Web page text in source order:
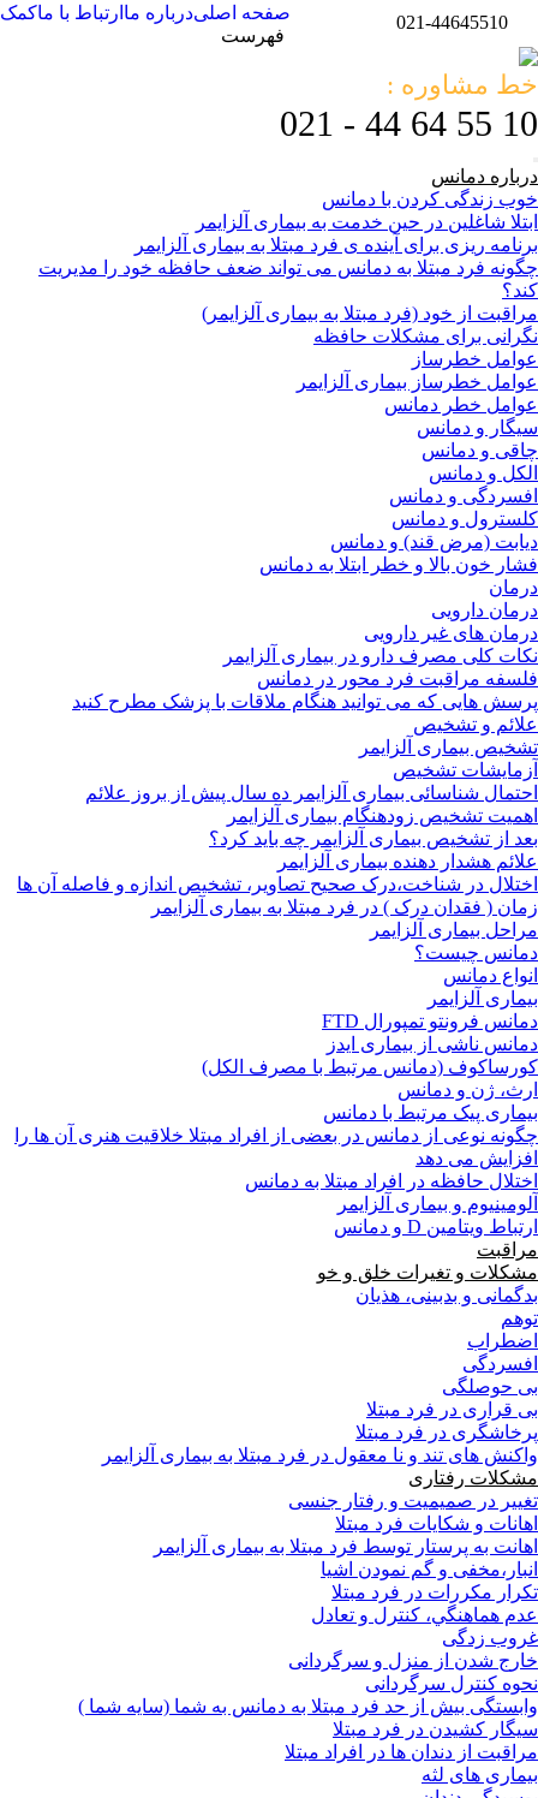
021-44645510
صفحه اصلیدرباره ما ارتباط با ماکمک
فهرست
خط مشاوره :
10 55 64 44 - 021
درباره دمانس
خوب زندگی کردن با دمانس
ابتلا شاغلین در حین خدمت به بیماری آلزایمر
برنامه ریزی برای آینده ی فرد مبتلا به بیماری آلزایمر
چگونه فرد مبتلا به دمانس می تواند ضعف حافظه خود را مدیریت
کند؟
مراقبت از خود (فرد مبتلا به بیماری آلزایمر)
نگرانی برای مشکلات حافظه
عوامل خطرساز
عوامل خطرساز بیماری آلزایمر
عوامل خطر دمانس
سیگار و دمانس
چاقی و دمانس
الکل و دمانس
افسردگی و دمانس
کلسترول و دمانس
دیابت (مرض قند) و دمانس
فشار خون بالا و خطر ابتلا به دمانس
درمان
درمان دارویی
درمان های غیر دارویی
نکات کلی مصرف دارو در بیماری آلزایمر
فلسفه مراقبت فرد محور در دمانس
پرسش هایی که می توانید هنگام ملاقات با پزشک مطرح کنید
علائم و تشخیص
تشخیص بیماری آلزایمر
آزمایشات تشخیص
احتمال شناسائی بیماری آلزایمر ده سال پیش از بروز علائم
اهمیت تشخیص زودهنگام بیماری آلزایمر
بعد از تشخیص بیماری آلزایمر چه باید کرد؟
علائم هشدار دهنده بیماری آلزایمر
اختلال در شناخت،درک صحیح تصاویر، تشخیص اندازه و فاصله آن ها
زمان ( فقدان درک ) در فرد مبتلا به بیماری آلزایمر
مراحل بیماری آلزایمر
دمانس چیست؟
انواع دمانس
بیماری آلزایمر
دمانس فرونتو تمپورال FTD
دمانس ناشی از بیماری ایدز
کورساکوف (دمانس مرتبط با مصرف الکل)
ارث، ژن و دمانس
بیماری پیک مرتبط با دمانس
چگونه نوعی از دمانس در بعضی از افراد مبتلا خلاقیت هنری آن ها را
افزایش می دهد
اختلال حافظه در افراد مبتلا به دمانس
آلومینیوم و بیماری آلزایمر
ارتباط ویتامین D و دمانس
مراقبت
مشکلات و تغیرات خلق و خو
بدگمانی و بدبینی، هذیان
توهم
اضطراب
افسردگی
بی حوصلگی
بی قراری در فرد مبتلا
پرخاشگری در فرد مبتلا
واکنش های تند و نا معقول در فرد مبتلا به بیماری آلزایمر
مشکلات رفتاری
تغییر در صمیمیت و رفتار جنسی
اهانات و شکایات فرد مبتلا
اهانت به پرستار توسط فرد مبتلا به بیماری آلزایمر
انبار،مخفی و گم نمودن اشیا
تکرار مکررات در فرد مبتلا
عدم هماهنگي، كنترل و تعادل
غروب زدگی
خارج شدن از منزل و سرگردانی
نحوه کنترل سرگردانی
وابستگی بیش از حد فرد مبتلا به دمانس به شما (سایه شما )
سیگار کشیدن در فرد مبتلا
مراقبت از دندان ها در افراد مبتلا
بیماری های لثه